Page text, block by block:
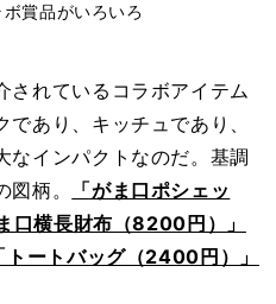
ボ賞品がいろいろ
れているコラボアイテム
あり、キッチュであり、
なインパクトなのだ。基調
柄。
「がま口ポシェッ
口横長財布（8200円）」
ートバッグ（2400円）」